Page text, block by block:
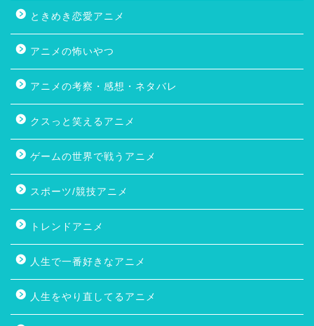
ときめき恋愛アニメ
アニメの怖いやつ
アニメの考察・感想・ネタバレ
クスっと笑えるアニメ
ゲームの世界で戦うアニメ
スポーツ/競技アニメ
トレンドアニメ
人生で一番好きなアニメ
人生をやり直してるアニメ